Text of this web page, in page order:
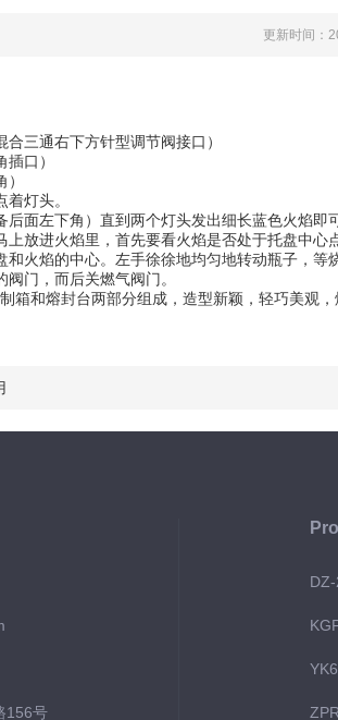
更新时间：
三通右下方针型调节阀接口）
口）
灯头。
左下角）直到两个灯头发出细长蓝色火焰即
进火焰里，首先要看火焰是否处于托盘中心
焰的中心。左手徐徐地均匀地转动瓶子，等
门，而后关燃气阀门。
箱和熔封台两部分组成，造型新颖，轻巧美观
156号